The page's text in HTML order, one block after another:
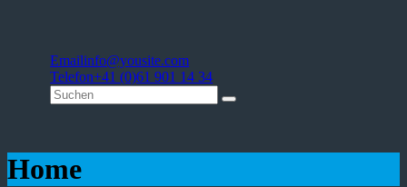
Emailinfo@yousite.com
Telefon+41 (0)61 901 14 34
Home